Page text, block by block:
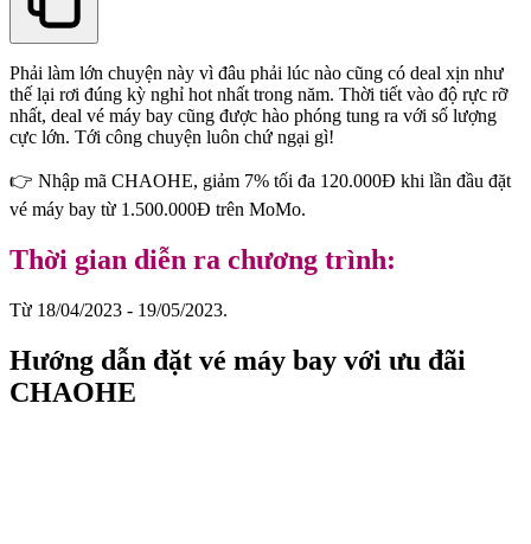
Phải làm lớn chuyện này vì đâu phải lúc nào cũng có deal xịn như
thế lại rơi đúng kỳ nghỉ hot nhất trong năm. Thời tiết vào độ rực rỡ
nhất, deal vé máy bay cũng được hào phóng tung ra với số lượng
cực lớn. Tới công chuyện luôn chứ ngại gì!
👉 Nhập mã CHAOHE, giảm 7% tối đa 120.000Đ khi lần đầu đặt
vé máy bay từ 1.500.000Đ trên MoMo.
Thời gian diễn ra chương trình:
Từ 18/04/2023 - 19/05/2023.
Hướng dẫn đặt vé máy bay với ưu đãi
CHAOHE